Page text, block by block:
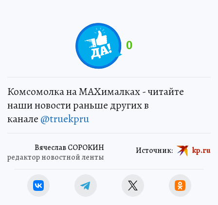
0
Комсомолка на MAXималках - читайте
наши новости раньше других в
канале @truekpru
Вячеслав СОРОКИН
редактор новостной ленты
Источник: kp.ru